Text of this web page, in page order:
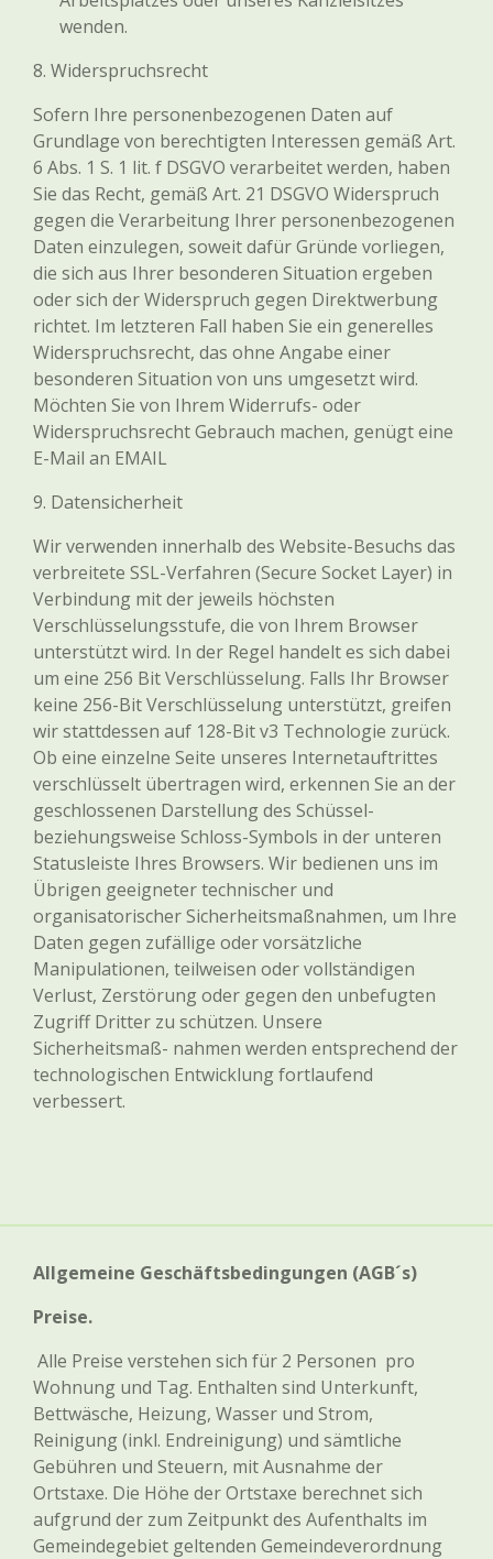
wenden.
8. Widerspruchsrecht
Sofern Ihre personenbezogenen Daten auf
Grundlage von berechtigten Interessen gemäß Art.
6 Abs. 1 S. 1 lit. f DSGVO verarbeitet werden, haben
Sie das Recht, gemäß Art. 21 DSGVO Widerspruch
gegen die Verarbeitung Ihrer personenbezogenen
Daten einzulegen, soweit dafür Gründe vorliegen,
die sich aus Ihrer besonderen Situation ergeben
oder sich der Widerspruch gegen Direktwerbung
richtet. Im letzteren Fall haben Sie ein generelles
Widerspruchsrecht, das ohne Angabe einer
besonderen Situation von uns umgesetzt wird.
Möchten Sie von Ihrem Widerrufs- oder
Widerspruchsrecht Gebrauch machen, genügt eine
E-Mail an EMAIL
9. Datensicherheit
Wir verwenden innerhalb des Website-Besuchs das
verbreitete SSL-Verfahren (Secure Socket Layer) in
Verbindung mit der jeweils höchsten
Verschlüsselungsstufe, die von Ihrem Browser
unterstützt wird. In der Regel handelt es sich dabei
um eine 256 Bit Verschlüsselung. Falls Ihr Browser
keine 256-Bit Verschlüsselung unterstützt, greifen
wir stattdessen auf 128-Bit v3 Technologie zurück.
Ob eine einzelne Seite unseres Internetauftrittes
verschlüsselt übertragen wird, erkennen Sie an der
geschlossenen Darstellung des Schüssel-
beziehungsweise Schloss-Symbols in der unteren
Statusleiste Ihres Browsers. Wir bedienen uns im
Übrigen geeigneter technischer und
organisatorischer Sicherheitsmaßnahmen, um Ihre
Daten gegen zufällige oder vorsätzliche
Manipulationen, teilweisen oder vollständigen
Verlust, Zerstörung oder gegen den unbefugten
Zugriff Dritter zu schützen. Unsere
Sicherheitsmaß- nahmen werden entsprechend der
technologischen Entwicklung fortlaufend
verbessert.
Allgemeine Geschäftsbedingungen (AGB´s)
Preise.
Alle Preise verstehen sich für 2 Personen pro
Wohnung und Tag. Enthalten sind Unterkunft,
Bettwäsche, Heizung, Wasser und Strom,
Reinigung (inkl. Endreinigung) und sämtliche
Gebühren und Steuern, mit Ausnahme der
Ortstaxe. Die Höhe der Ortstaxe berechnet sich
aufgrund der zum Zeitpunkt des Aufenthalts im
Gemeindegebiet geltenden Gemeindeverordnung